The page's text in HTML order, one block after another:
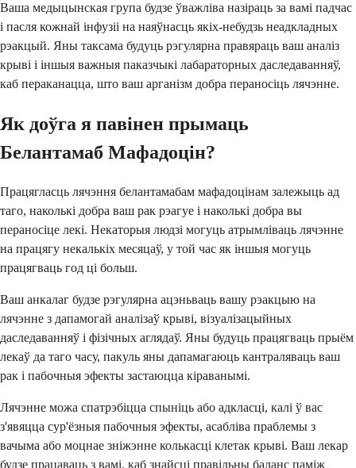
Ваша медыцынская група будзе ўважліва назіраць за вамі падчас
і пасля кожнай інфузіі на наяўнасць якіх-небудзь неадкладных
рэакцый. Яны таксама будуць рэгулярна правяраць ваш аналіз
крыві і іншыя важныя паказчыкі лабараторных даследаванняў,
каб пераканацца, што ваш арганізм добра пераносіць лячэнне.
Як доўга я павінен прымаць
Белантамаб Мафадоцін?
Працягласць лячэння белантамабам мафадоцінам залежыць ад
таго, наколькі добра ваш рак рэагуе і наколькі добра вы
пераносіце лекі. Некаторыя людзі могуць атрымліваць лячэнне
на працягу некалькіх месяцаў, у той час як іншыя могуць
працягваць год ці больш.
Ваш анкалаг будзе рэгулярна ацэньваць вашу рэакцыю на
лячэнне з дапамогай аналізаў крыві, візуалізацыйных
даследаванняў і фізічных аглядаў. Яны будуць працягваць прыём
лекаў да таго часу, пакуль яны дапамагаюць кантраляваць ваш
рак і пабочныя эфекты застаюцца кіраванымі.
Лячэнне можа спатрэбіцца спыніць або адкласці, калі ў вас
з'явяцца сур'ёзныя пабочныя эфекты, асабліва праблемы з
вачыма або моцнае зніжэнне колькасці клетак крыві. Ваш лекар
будзе працаваць з вамі, каб знайсці правільны баланс паміж